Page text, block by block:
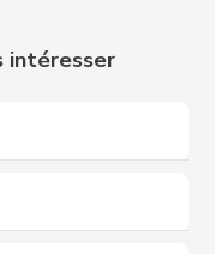
nous
education.com
intéresser